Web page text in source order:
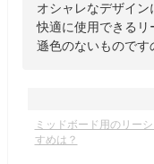
オシャレなデザイ
快適に使用できるリ
遜色のないものです
ミッドボード用のリー
すめは？